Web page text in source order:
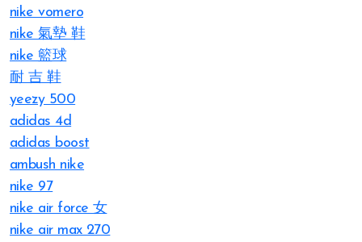
nike vomero
nike 氣墊 鞋
nike 籃球
耐 吉 鞋
yeezy 500
adidas 4d
adidas boost
ambush nike
nike 97
nike air force 女
nike air max 270